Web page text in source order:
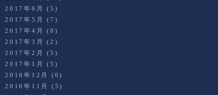
2017年6月
(5)
2017年5月
(7)
2017年4月
(8)
2017年3月
(2)
2017年2月
(5)
2017年1月
(5)
2016年12月
(6)
2016年11月
(5)